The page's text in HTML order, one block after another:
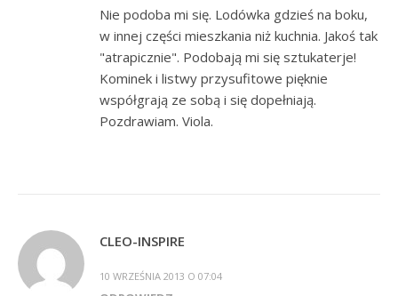
Nie podoba mi się. Lodówka gdzieś na boku,
w innej części mieszkania niż kuchnia. Jakoś tak
"atrapicznie". Podobają mi się sztukaterje!
Kominek i listwy przysufitowe pięknie
współgrają ze sobą i się dopełniają.
Pozdrawiam. Viola.
CLEO-INSPIRE
10 WRZEŚNIA 2013 O 07:04